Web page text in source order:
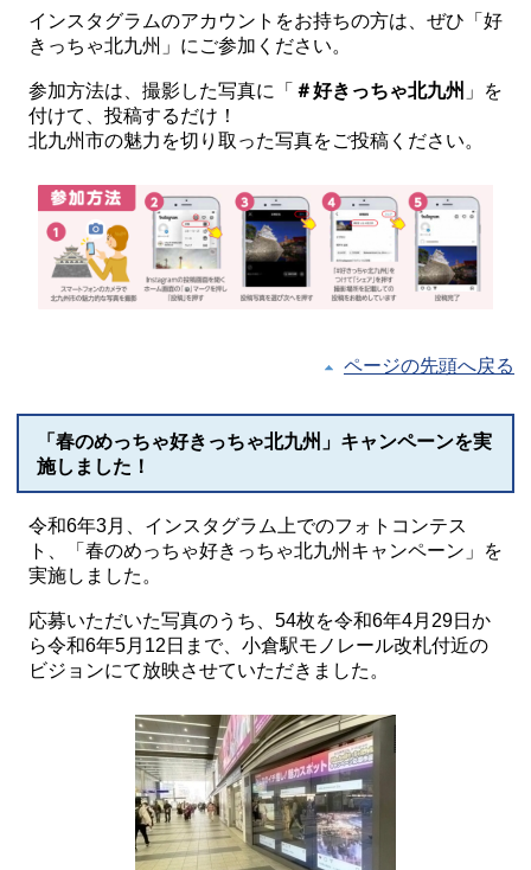
インスタグラムのアカウントをお持ちの方は、ぜひ「好
きっちゃ北九州」にご参加ください。
参加方法は、撮影した写真に「 ＃好きっちゃ北九州 」を
付けて、投稿するだけ！
北九州市の魅力を切り取った写真をご投稿ください。
ページの先頭へ戻る
「春のめっちゃ好きっちゃ北九州」キャンペーンを実
施しました！
令和6年3月、インスタグラム上でのフォトコンテス
ト、「春のめっちゃ好きっちゃ北九州キャンペーン」を
実施しました。
応募いただいた写真のうち、54枚を令和6年4月29日か
ら令和6年5月12日まで、小倉駅モノレール改札付近の
ビジョンにて放映させていただきました。